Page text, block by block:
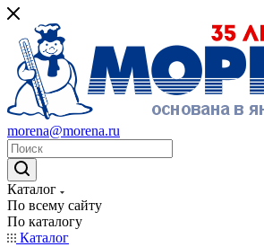
morena@morena.ru
Каталог
По всему сайту
По каталогу
Каталог